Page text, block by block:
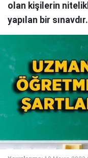
olan kişilerin
yapılan bir